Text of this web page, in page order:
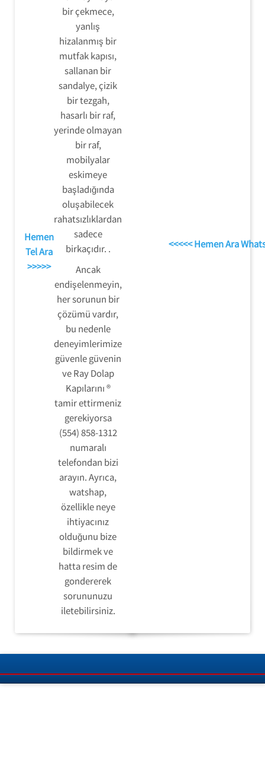
Hemen
Tel Ara
>>>>>
bir çekmece,
yanlış
hizalanmış bir
mutfak kapısı,
sallanan bir
sandalye, çizik
bir tezgah,
hasarlı bir raf,
yerinde olmayan
bir raf,
mobilyalar
eskimeye
başladığında
oluşabilecek
rahatsızlıklardan
sadece
birkaçıdır. .
Ancak
endişelenmeyin,
her sorunun bir
çözümü vardır,
bu nedenle
deneyimlerimize
güvenle güvenin
ve Ray Dolap
Kapılarını ®
tamir ettirmeniz
gerekiyorsa
(554) 858-1312
numaralı
telefondan bizi
arayın. Ayrıca,
watshap,
özellikle neye
ihtiyacınız
olduğunu bize
bildirmek ve
hatta resim de
gondererek
sorununuzu
iletebilirsiniz.
<<<<< Hemen Ara